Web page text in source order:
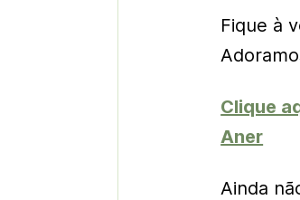
Fique à
Clique
Aner
Ainda